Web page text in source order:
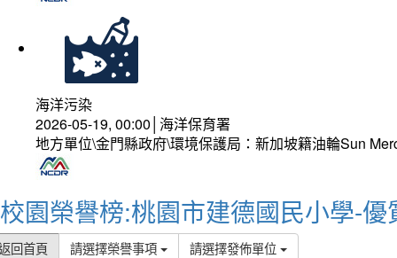
海洋污染
2026-05-19, 00:00│海洋保育署
地方單位\金門縣政府\環境保護局：新加坡籍油輪Sun
校園榮譽榜:桃園市建德國民小學-優
回首頁 請選擇榮譽事項 請選擇發佈單位